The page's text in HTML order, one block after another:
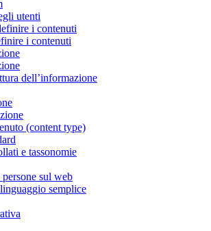
utenti
i contenuti
i contenuti
dell’informazione
(content type)
e tassonomie
sul web
semplice